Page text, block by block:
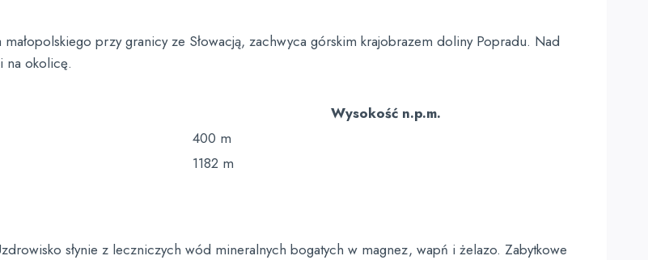
przy granicy ze Słowacją, zachwyca górskim krajobrazem doliny Popradu. Nad
na okolicę.
Wysokość n.p.m.
400 m
1182 m
słynie z leczniczych wód mineralnych bogatych w magnez, wapń i żelazo. Zabytkowe